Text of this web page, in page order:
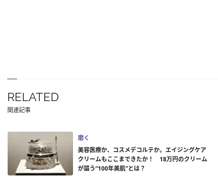
RELATED
関連記事
磨く
美容医療か、コスメデコルテか。エイジングケア
クリームもここまできたか！ 18万円のクリーム
が謳う“100年美肌”とは？